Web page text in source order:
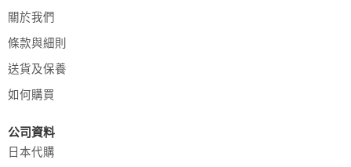
關於我們
條款與細則
送貨及保養
如何購買
公司資料
日本代購